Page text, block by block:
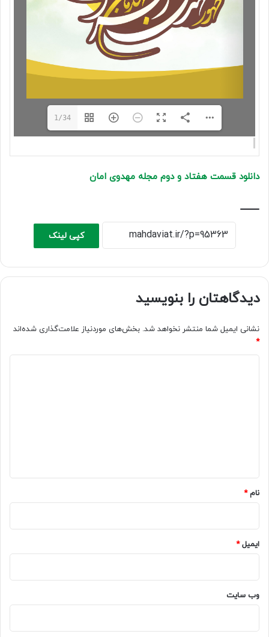
1/34
دانلود قسمت هفتاد و دوم مجله مهدوی امان
کپی لینک
دیدگاهتان را بنویسید
نشانی ایمیل شما منتشر نخواهد شد. بخش‌های موردنیاز علامت‌گذاری شده‌اند
*
نام*
ایمیل*
وب‌ سایت